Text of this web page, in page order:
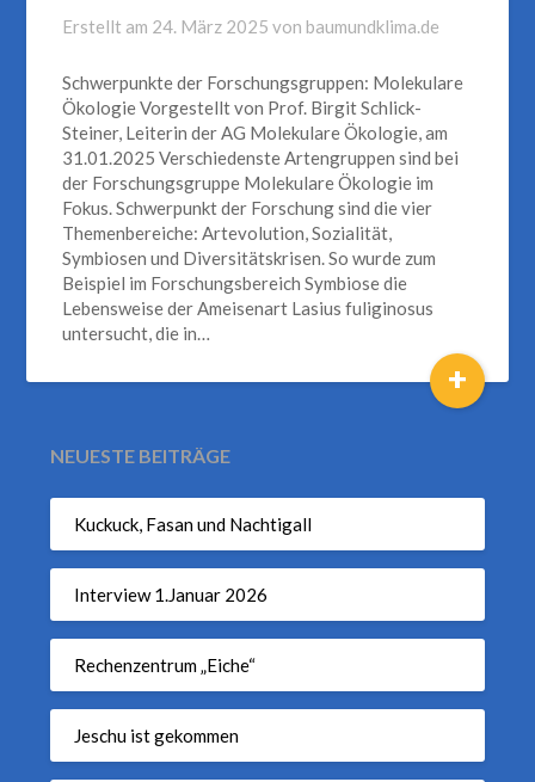
Erstellt am 24. März 2025 von baumundklima.de
Schwerpunkte der Forschungsgruppen: Molekulare
Ökologie Vorgestellt von Prof. Birgit Schlick-
Steiner, Leiterin der AG Molekulare Ökologie, am
31.01.2025 Verschiedenste Artengruppen sind bei
der Forschungsgruppe Molekulare Ökologie im
Fokus. Schwerpunkt der Forschung sind die vier
Themenbereiche: Artevolution, Sozialität,
Symbiosen und Diversitätskrisen. So wurde zum
Beispiel im Forschungsbereich Symbiose die
Lebensweise der Ameisenart Lasius fuliginosus
untersucht, die in…
+
NEUESTE BEITRÄGE
Kuckuck, Fasan und Nachtigall
Interview 1.Januar 2026
Rechenzentrum „Eiche“
Jeschu ist gekommen